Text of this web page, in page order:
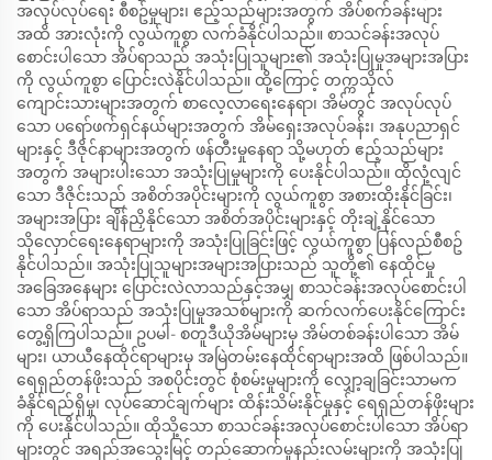
အလုပ်လုပ်ရေး စီစဥ်မှုများ၊ ဧည့်သည်များအတွက် အိပ်စက်ခန်းများ
အထိ အားလုံးကို လွယ်ကူစွာ လက်ခံနိုင်ပါသည်။ စာသင်ခန်းအလုပ်
စောင်းပါသော အိပ်ရာသည် အသုံးပြုသူများ၏ အသုံးပြုမှုအများအပြား
ကို လွယ်ကူစွာ ပြောင်းလဲနိုင်ပါသည်။ ထို့ကြောင့် တက္ကသိုလ်
ကျောင်းသားများအတွက် စာလေ့လာရေးနေရာ၊ အိမ်တွင် အလုပ်လုပ်
သော ပရော်ဖက်ရှင်နယ်များအတွက် အိမ်ရှေးအလုပ်ခန်း၊ အနုပညာရှင်
များနှင့် ဒီဇိုင်နာများအတွက် ဖန်တီးမှုနေရာ သို့မဟုတ် ဧည့်သည်များ
အတွက် အများပါးသော အသုံးပြုမှုများကို ပေးနိုင်ပါသည်။ ထိုလုံ့လျင်
သော ဒီဇိုင်းသည် အစိတ်အပိုင်းများကို လွယ်ကူစွာ အစားထိုးနိုင်ခြင်း၊
အများအပြား ချိန်ညှိနိုင်သော အစိတ်အပိုင်းများနှင့် တိုးချဲ့နိုင်သော
သိုလှောင်ရေးနေရာများကို အသုံးပြုခြင်းဖြင့် လွယ်ကူစွာ ပြန်လည်စီစဥ်
နိုင်ပါသည်။ အသုံးပြုသူများအများအပြားသည် သူတို့၏ နေထိုင်မှု
အခြေအနေများ ပြောင်းလဲလာသည်နှင့်အမျှ စာသင်ခန်းအလုပ်စောင်းပါ
သော အိပ်ရာသည် အသုံးပြုမှုအသစ်များကို ဆက်လက်ပေးနိုင်ကြောင်း
တွေ့ရှိကြပါသည်။ ဥပမါ- စတူဒီယိုအိမ်များမှ အိမ်တစ်ခန်းပါသော အိမ်
များ၊ ယာယီနေထိုင်ရာများမှ အမြဲတမ်းနေထိုင်ရာများအထိ ဖြစ်ပါသည်။
ရေရှည်တန်ဖိုးသည် အစပိုင်းတွင် စုံစမ်းမှုများကို လျှော့ချခြင်းသာမက
ခံနိုင်ရည်ရှိမှု၊ လုပ်ဆောင်ချက်များ ထိန်းသိမ်းနိုင်မှုနှင့် ရေရှည်တန်ဖိုးများ
ကို ပေးနိုင်ပါသည်။ ထိုသို့သော စာသင်ခန်းအလုပ်စောင်းပါသော အိပ်ရာ
များတွင် အရည်အသွေးမြင့် တည်ဆောက်မှုနည်းလမ်းများကို အသုံးပြု